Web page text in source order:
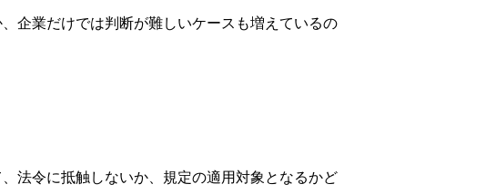
企業だけでは判断が難しいケースも増えているの
法令に抵触しないか、規定の適用対象となるかど